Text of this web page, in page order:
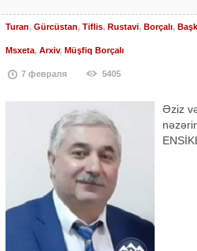
Turan, Gürcüstan, Tiflis, Rustavi, Borçalı,
Msxeta, Arxiv, Müşfiq Borçalı
7 февраля 5405
Əziz